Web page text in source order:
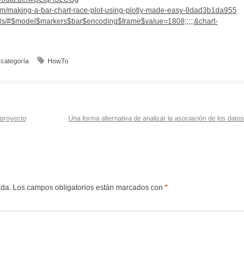
making-a-bar-chart-race-plot-using-plotly-made-easy-8dad3b1da955
#$model$markers$bar$encoding$frame$value=1808;;;;;&chart-
HowTo
Una forma alternativa de analizar la asociación de los datos
Los campos obligatorios están marcados con *